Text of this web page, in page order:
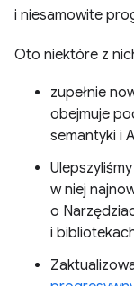
i niesamowite
Oto niektóre z
zupełnie
obejmuje
semantyki i
w niej
o
i